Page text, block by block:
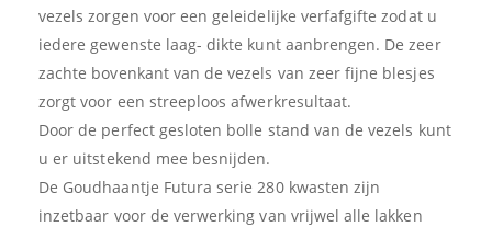
vezels zorgen voor een geleidelijke verfafgifte zodat u
iedere gewenste laag- dikte kunt aanbrengen. De zeer
zachte bovenkant van de vezels van zeer fijne blesjes
zorgt voor een streeploos afwerkresultaat.
Door de perfect gesloten bolle stand van de vezels kunt
u er uitstekend mee besnijden.
De Goudhaantje Futura serie 280 kwasten zijn
inzetbaar voor de verwerking van vrijwel alle lakken